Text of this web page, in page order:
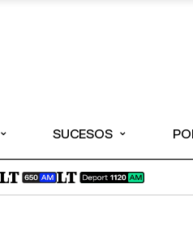
⌄ SUCESOS ⌄